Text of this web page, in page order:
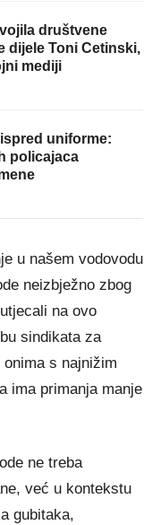
društvene
dijele Toni Cetinski,
mediji
uniforme:
policajaca
u našem vodovodu
neizbježno zbog
na ovo
sindikata za
s najnižim
ima primanja manje
ne treba
već u kontekstu
gubitaka,